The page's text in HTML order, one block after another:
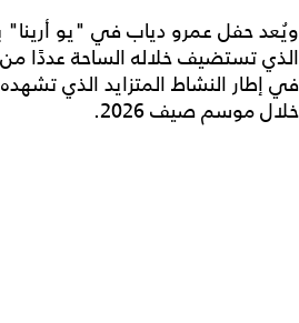
ويُعد حفل عمرو دياب في "يو أرينا"
الذي تستضيف خلاله الساحة عددًا من
في إطار النشاط المتزايد الذي
خلال موسم صيف 2026.